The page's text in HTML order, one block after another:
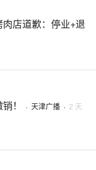
店道歉：停业+退
！ · 天津广播 · 2 天